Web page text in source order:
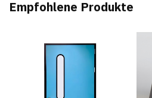
Empfohlene Produkte